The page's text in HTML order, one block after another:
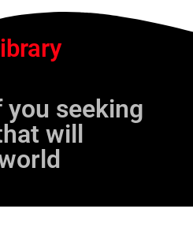
you seeking
will